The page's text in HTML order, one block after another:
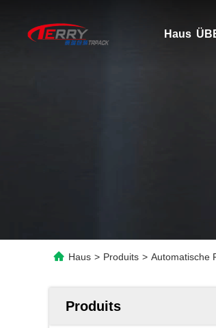
Haus
Haus > Produits > Automatische
Produits